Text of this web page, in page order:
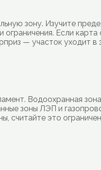
зону. Изучите
ограничения. Если
— участок уходит
Водоохранная
зоны ЛЭП и
считайте это